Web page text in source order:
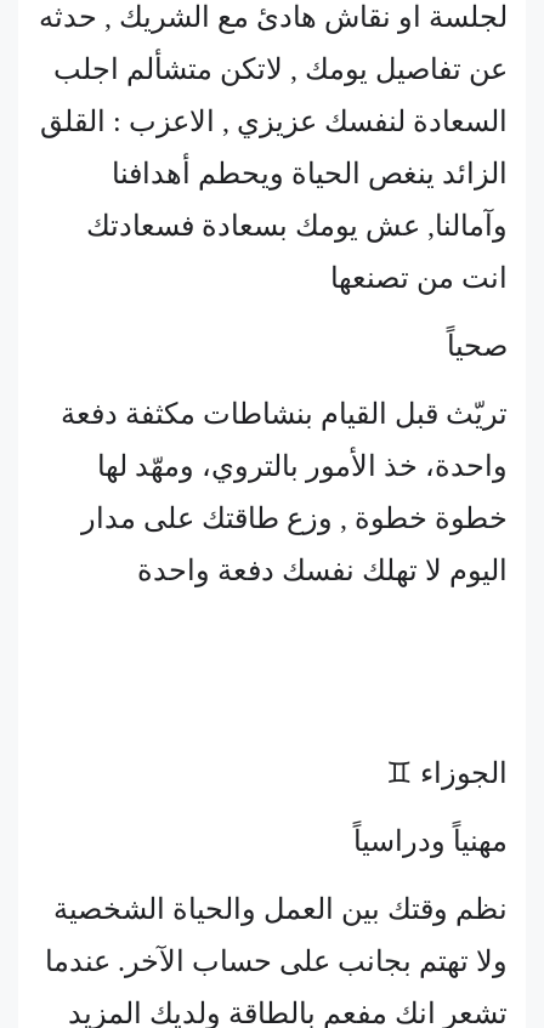
لجلسة او نقاش هادئ مع الشريك , حدثه
عن تفاصيل يومك , لاتكن متشألم اجلب
السعادة لنفسك عزيزي , الاعزب : القلق
الزائد ينغص الحياة ويحطم أهدافنا
وآمالنا, عش يومك بسعادة فسعادتك
انت من تصنعها
صحياً
تريّث قبل القيام بنشاطات مكثفة دفعة
واحدة، خذ الأمور بالتروي، ومهّد لها
خطوة خطوة , وزع طاقتك على مدار
اليوم لا تهلك نفسك دفعة واحدة
الجوزاء ♊
مهنياً ودراسياً
نظم وقتك بين العمل والحياة الشخصية
ولا تهتم بجانب على حساب الآخر. عندما
تشعر انك مفعم بالطاقة ولديك المزيد